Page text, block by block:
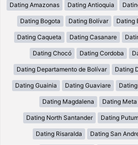
Dating Amazonas Dating Antioquia
Dating Bogota Dating Bolívar Dating
Dating Caqueta Dating Casanare
Dating Chocó Dating Cordoba
Dating Departamento de Bolívar Dating
Dating Guainia Dating Guaviare
Dating Magdalena Dating Meta
Dating North Santander Dating
Dating Risaralda Dating San